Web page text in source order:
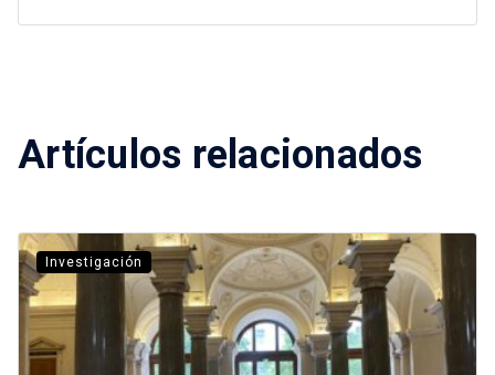
Artículos relacionados
Investigación